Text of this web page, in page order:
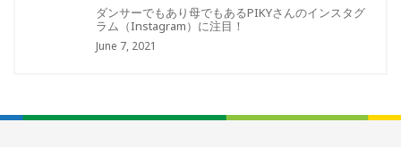
ダンサーでもあり母でもあるPIKYさんのインスタグ
ラム（Instagram）に注目！
June 7, 2021